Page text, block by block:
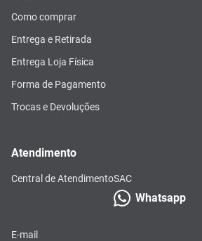
Como comprar
Entrega e Retirada
Entrega Loja Física
Forma de Pagamento
Trocas e Devoluções
Atendimento
Central de AtendimentoSAC
Whatsapp
E-mail